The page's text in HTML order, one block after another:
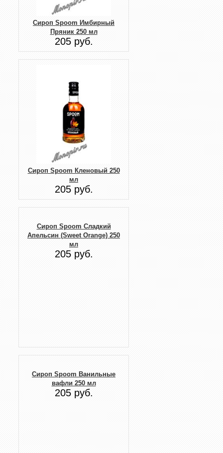
Сироп Spoom Имбирный
Пряник 250 мл
205 руб.
Сироп Spoom Кленовый 250
мл
205 руб.
Сироп Spoom Сладкий
Апельсин (Sweet Orange) 250
мл
205 руб.
Сироп Spoom Ванильные
вафли 250 мл
205 руб.